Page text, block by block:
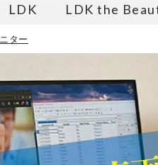
LDK LDK the
ター